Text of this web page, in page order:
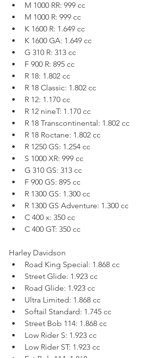
M 1000 RR: 999 cc
M 1000 R: 999 cc
K 1600 R: 1.649 cc
K 1600 GA: 1.649 cc
G 310 R: 313 cc
F 900 R: 895 cc
R 18: 1.802 cc
R 18 Classic: 1.802 cc
R 12: 1.170 cc
R 12 nineT: 1.170 cc
R 18 Transcontinental: 1.802 cc
R 18 Roctane: 1.802 cc
R 1250 GS: 1.254 cc
S 1000 XR: 999 cc
G 310 GS: 313 cc
F 900 GS: 895 cc
R 1300 GS: 1.300 cc
R 1300 GS Adventure: 1.300 cc
C 400 x: 350 cc
C 400 GT: 350 cc
Harley Davidson
Road King Special: 1.868 cc
Street Glide: 1.923 cc
Road Glide: 1.923 cc
Ultra Limited: 1.868 cc
Softail Standard: 1.745 cc
Street Bob 114: 1.868 cc
Low Rider S: 1.923 cc
Low Rider ST: 1.923 cc